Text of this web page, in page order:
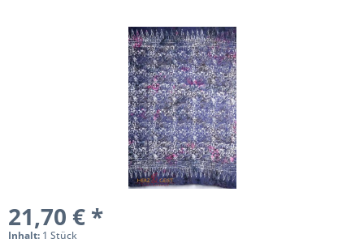
21,70 € *
Inhalt: 1 Stück